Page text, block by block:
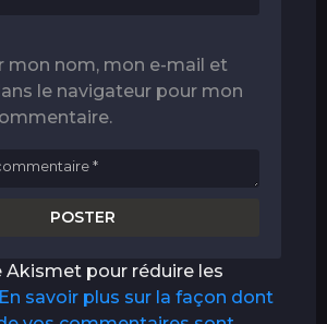
mon nom, mon e-mail et
le navigateur pour mon
Akismet pour réduire les
En savoir plus sur la façon dont